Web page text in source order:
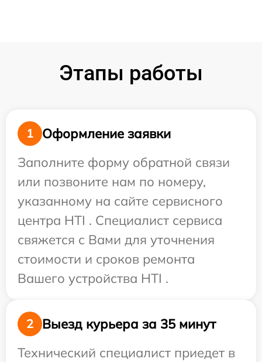
Этапы работы
1
Оформление заявки
Заполните форму обратной связи
или позвоните нам по номеру,
указанному на сайте сервисного
центра HTI . Специалист сервиса
свяжется с Вами для уточнения
стоимости и сроков ремонта
Вашего устройства HTI .
2
Выезд курьера за 35 минут
Технический специалист приедет в